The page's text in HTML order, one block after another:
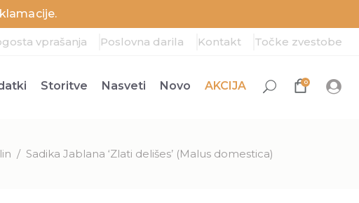
vprašanja Poslovna darila Kontakt Točke zvestobe
Storitve Nasveti Novo AKCIJA 0
/ Sadika Jablana ‘Zlati delišes’ (Malus domestica)